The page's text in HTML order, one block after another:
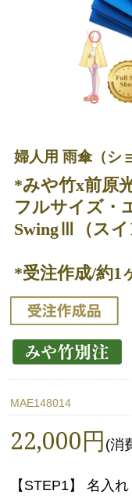
婦人用 雨傘（シ
*みや竹x前原
フルサイズ・
SwingⅢ（スイ
*受注作成/約1
MAE148014
22,000円 (消
【STEP1】 名入